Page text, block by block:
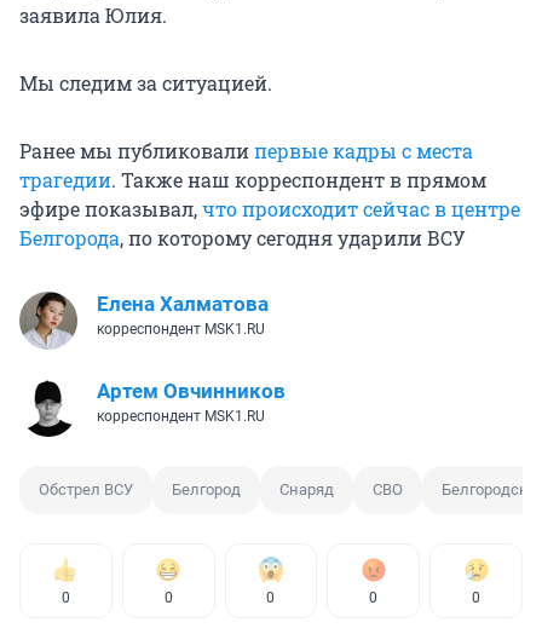
заявила Юлия.
Мы следим за ситуацией.
Ранее мы публиковалипервые кадры с места
трагедии. Также наш корреспондент в прямом
эфире показывал,что происходит сейчас в центре
Белгорода, по которому сегодня ударили ВСУ
Елена Халматова
корреспондент MSK1.RU
Артем Овчинников
корреспондент MSK1.RU
Обстрел ВСУ Белгород Снаряд СВО
0 0 0 0 0